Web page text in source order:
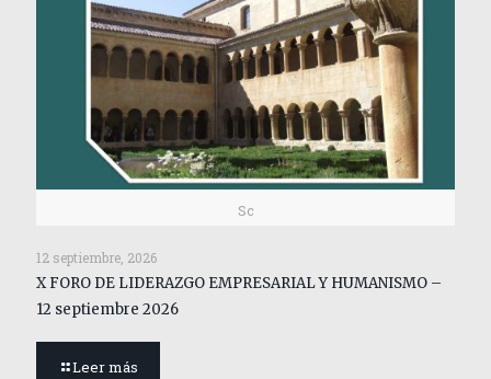
Sc
12 septiembre, 2026
X FORO DE LIDERAZGO EMPRESARIAL Y HUMANISMO –
12 septiembre 2026
Leer más